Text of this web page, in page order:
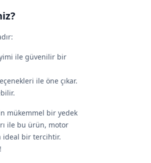
ile güvenilir bir
ile öne çıkar.
mükemmel bir yedek
ile bu ürün, motor
ideal bir tercihtir.